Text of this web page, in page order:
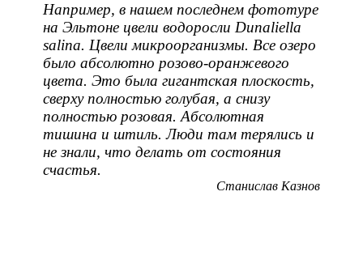
Например, в нашем последнем фототуре
на Эльтоне цвели водоросли Dunaliella
salina. Цвели микроорганизмы. Все озеро
было абсолютно розово-оранжевого
цвета. Это была гигантская плоскость,
сверху полностью голубая, а снизу
полностью розовая. Абсолютная
тишина и штиль. Люди там терялись и
не знали, что делать от состояния
счастья.
Станислав Казнов